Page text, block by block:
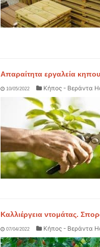
Απαραίτητα εργαλεία
10/05/2022 Κήπος - Βεράντα
Καλλιέργεια ντομάτας.
07/04/2022 Κήπος - Βεράντα